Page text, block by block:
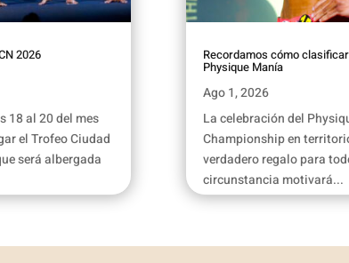
2026
18 al 20 del mes
el Trofeo Ciudad
será albergada
Recordamos cómo
Physique Manía
Ago 1, 2026
La celebración del
Championship en
verdadero regalo para
circunstancia motivará...